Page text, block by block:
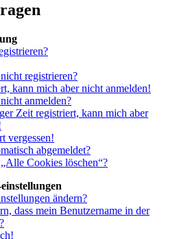
registrieren?
kann mich aber nicht anmelden!
anmelden?
Zeit registriert, kann mich aber
vergessen!
abgemeldet?
Cookies löschen“?
ändern?
dass mein Benutzername in der